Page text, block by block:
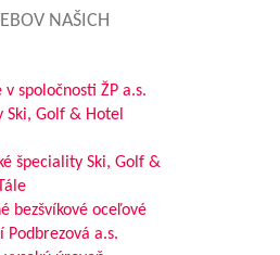
NAŠICH
v spoločnosti ŽP a.s.
Ski, Golf & Hotel
špeciality Ski, Golf &
bezšvíkové oceľové
Podbrezová a.s.